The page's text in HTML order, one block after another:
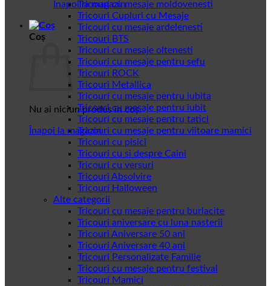
Înapoi la magazin
Coș
Nu ai niciun produs în coș.
Înapoi la magazin
Tricouri cu mesaje moldovenesti
Tricouri Cupluri cu Mesaje
Tricouri cu mesaje ardelenesti
Tricouri BTS
Tricouri cu mesaje oltenesti
Tricouri cu mesaje pentru sefu
Tricouri ROCK
Tricouri Metallica
Tricouri cu mesaje pentru iubita
Tricouri cu mesaje pentru iubit
Tricouri cu mesaje pentru tatici
Tricouri cu mesaje pentru viitoare mamici
Tricouri cu pisici
Tricouri cu si despre Caini
Tricouri cu versuri
Tricouri Absolvire
Tricouri Halloween
Alte categorii
Tricouri cu mesaje pentru burlacite
Tricouri aniversare cu luna nasterii
Tricouri Aniversare 50 ani
Tricouri Aniversare 40 ani
Tricouri Personalizate Familie
Tricouri cu mesaje pentru festival
Tricouri Mamici